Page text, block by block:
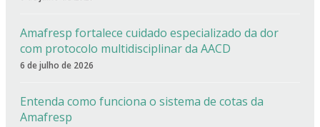
Amafresp fortalece cuidado especializado da dor
com protocolo multidisciplinar da AACD
6 de julho de 2026
Entenda como funciona o sistema de cotas da
Amafresp